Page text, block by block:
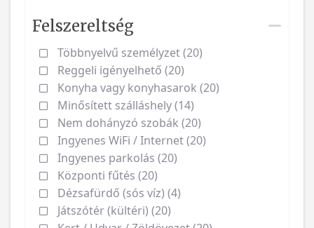
Felszereltség
Többnyelvű személyzet (20)
Reggeli igényelhető (20)
Konyha vagy konyhasarok (20)
Minősített szálláshely (14)
Nem dohányzó szobák (20)
Ingyenes WiFi / Internet (20)
Ingyenes parkolás (20)
Központi fűtés (20)
Dézsafürdő (sós víz) (4)
Játszótér (kültéri) (20)